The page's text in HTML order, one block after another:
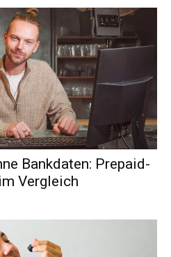
Bankdaten: Prepaid-
Vergleich